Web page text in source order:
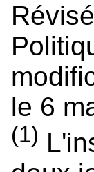
le 6
(1)